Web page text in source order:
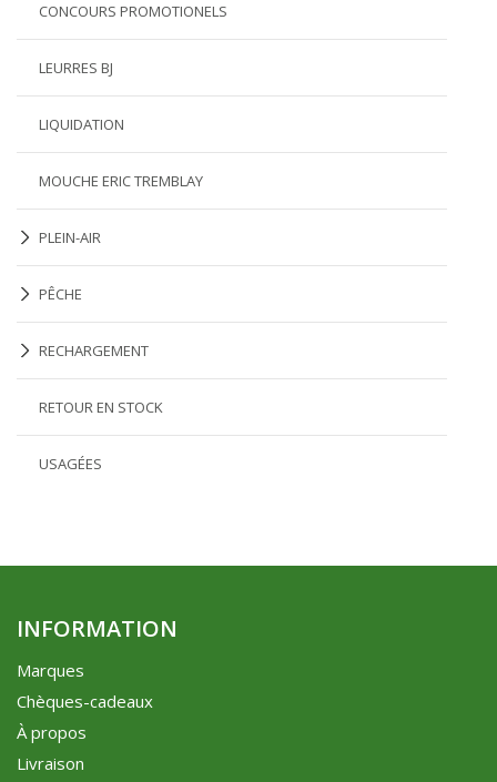
CONCOURS PROMOTIONELS
LEURRES BJ
LIQUIDATION
MOUCHE ERIC TREMBLAY
PLEIN-AIR
PÊCHE
RECHARGEMENT
RETOUR EN STOCK
USAGÉES
INFORMATION
Marques
Chèques-cadeaux
À propos
Livraison